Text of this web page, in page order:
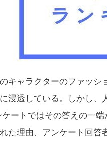
キャラクターのファッ
浸透している。しかし
ートではその答えの一
た理由、アンケート回答